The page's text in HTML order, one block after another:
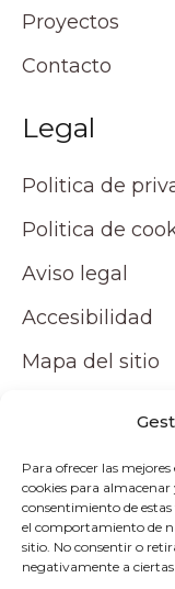
Para ofrecer las
cookies para almacenar
consentimiento de
el comportamiento de
sitio. No consentir o
negativamente a
Proyectos
Contacto
Legal
Politica de
Politica de
Aviso legal
Accesibilidad
Mapa del sitio
Tu cuenta
Mi cuenta
Carrito